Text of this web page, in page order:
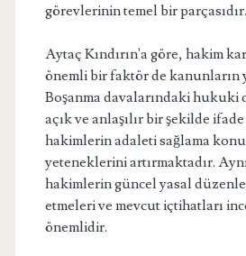
görevlerinin temel bir parçasıdır.
Aytaç Kındırın'a göre, hakim
önemli bir faktör de kanunların
Boşanma davalarındaki hukuki
açık ve anlaşılır bir şekilde
hakimlerin adaleti sağlama
yeteneklerini artırmaktadır.
hakimlerin güncel yasal
etmeleri ve mevcut içtihatları
önemlidir.